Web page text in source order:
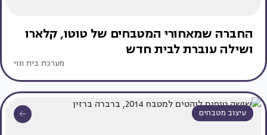
החברה שמאחורי המטבחים של טוטו, קלארו
ושילה עוברת לבית חדש
מערכת בית ונוי
עיצוב מטבחים